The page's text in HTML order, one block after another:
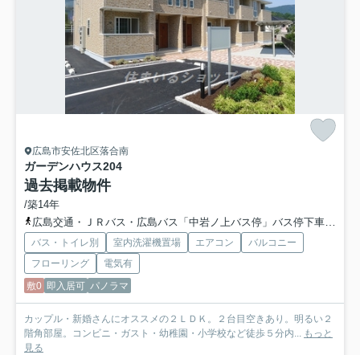
広島市安佐北区落合南
ガーデンハウス204
過去掲載物件
/築14年
広島交通・ＪＲバス・広島バス「中岩ノ上バス停」バス停下車 徒歩5分
バス・トイレ別 室内洗濯機置場 エアコン
バルコニー
フローリング
電気有
敷0 即入居可 パノラマ
カップル・新婚さんにオススメの２ＬＤＫ。２台目空きあり。明るい２
階角部屋。コンビニ・ガスト・幼稚園・小学校など徒歩５分内... もっと
見る